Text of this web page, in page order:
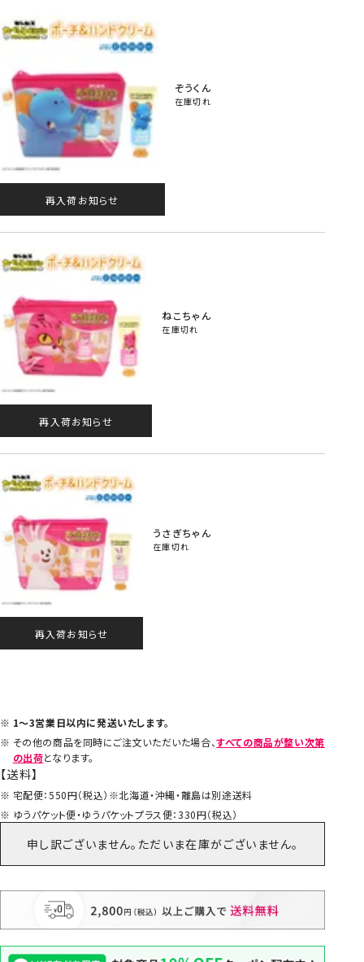
ぞうくん
在庫切れ
再入荷お知らせ
ねこちゃん
在庫切れ
再入荷お知らせ
うさぎちゃん
在庫切れ
再入荷お知らせ
1～3営業日以内に発送いたします。
その他の商品を同時にご注文いただいた場合、すべての商品が整い次第
の出荷となります。
【送料】
宅配便：550円（税込）※北海道・沖縄・離島は別途送料
ゆうパケット便・ゆうパケットプラス便：330円（税込）
申し訳ございません。ただいま在庫がございません。